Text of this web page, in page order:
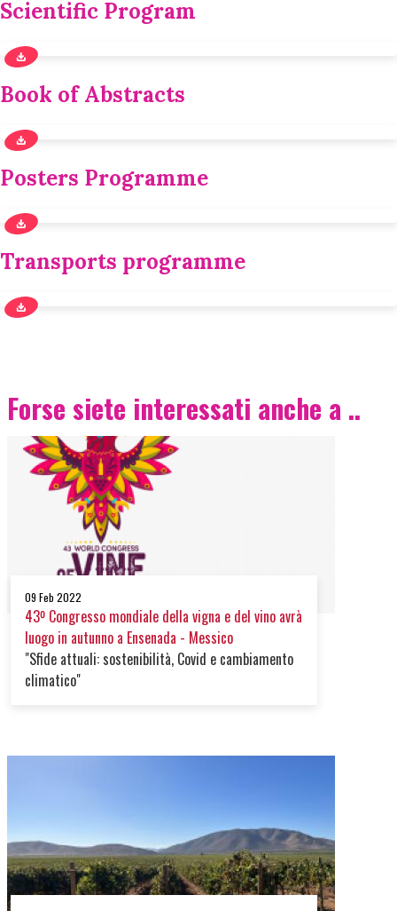
Scientific Program
Book of Abstracts
Posters Programme
Transports programme
Forse siete interessati anche a ..
09 Feb 2022
43º Congresso mondiale della vigna e del vino avrà
luogo in autunno a Ensenada - Messico
"Sfide attuali: sostenibilità, Covid e cambiamento
climatico"